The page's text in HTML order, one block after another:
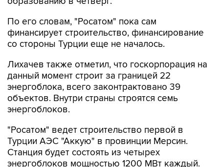
По его словам, "Росатом" пока сам
финансирует строительство, финансирование
со стороны Турции еще не началось.
Лихачев также отметил, что госкорпорация на
данный момент строит за границей 22
энергоблока, всего законтрактовано 39
объектов. Внутри страны строятся семь
энергоблоков.
"Росатом" ведет строительство первой в
Турции АЭС "Аккую" в провинции Мерсин.
Станция будет состоять из четырех
энергоблоков мощностью 1200 МВт каждый.